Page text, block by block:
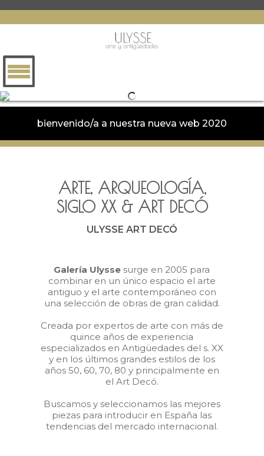
bienvenido/a a nuestra nueva web 2020
ARTE, ARQUEOLOGÍA,
SIGLO XX &ART DECÓ
ULYSSE ART DECÓ
Galería Ulysse surge en 2005 para
combinar en un único espacio el arte
antiguo y el arte contemporáneo con
una selección de obras de gran calidad.
Creada por expertos de arte con más de
quince años de experiencia
especializados en Antigüedades del s. XX
y en los últimos grandes estilos de los
años 50, 60, 70, 80 y principalmente en
el Art Decó.
Buscamos y seleccionamos las mejores
piezas para introducir en España las
tendencias del mercado internacional.